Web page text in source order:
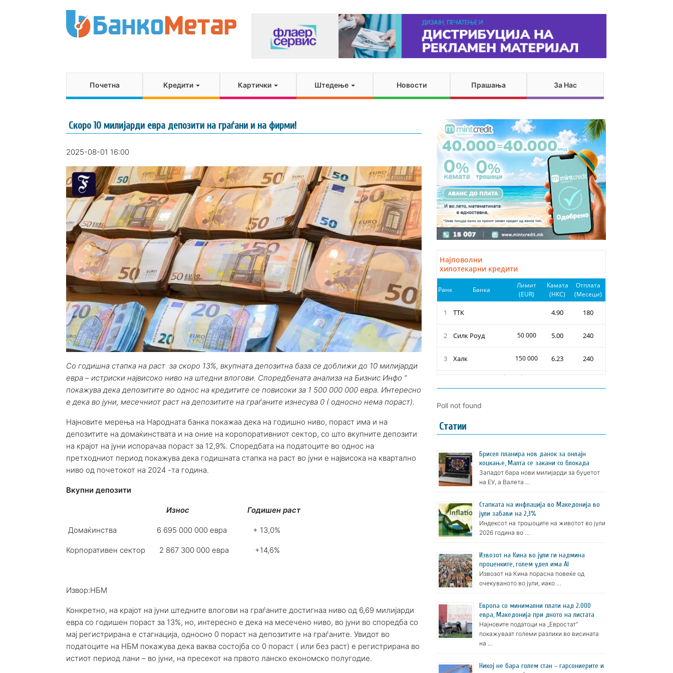
Почетна Кредити Картички Штедење Новости Прашања За Нас
Скоро 10 милијарди евра депозити на граѓани и на фирми!
2025-08-01 16:00
Со годишна стапка на раст за скоро 13%, вкупната депозитна база се доближи до 10 милијарди
евра – истриски највисоко ниво на штедни влогови. Споредбената анализа на Бизнис Инфо ”
покажува дека депозитите во однос на кредитите се повисоки за 1 500 000 000 евра. Интересно
е дека во јуни, месечниот раст на депозитите на граѓаните изнесува 0 ( односно нема пораст).
Најновите мерења на Народната банка покажаа дека на годишно ниво, пораст има и на
депозитите на домаќинствата и на оние на коропоративниот сектор, со што вкупните депозити
на крајот на јуни испорачаа пораст за 12,9%. Споредбата на податоците во однос на
претходниот период покажува дека годишната стапка на раст во јуни е највисока на квартално
ниво од почетокот на 2024 -та година.
Вкупни депозити
Износ Годишен раст
Домаќинства 6 695 000 000 евра + 13,0%
Корпоративен сектор 2 867 300 000 евра +14,6%
Извор:НБМ
Конкретно, на крајот на јуни штедните влогови на граѓаните достигнаа ниво од 6,69 милијарди
евра со годишен пораст за 13%, но, интересно е дека на месечено ниво, во јуни во споредба со
мај регистрирана е стагнација, односно 0 пораст на депозитите на граѓаните. Увидот во
податоците на НБМ покажува дека ваква состојба со 0 пораст ( или без раст) е регистрирана во
истиот период лани – во јуни, на пресекот на првото ланско економско полугодие.
Poll not found
Статии
Брисел планира нов данок за онлајн
коцкање, Малта се закани со блокада
Западот бара нови милијарди за буџетот
на ЕУ, а Валета …
Стапката на инфлација во Македонија во
јули забави на 2,3%
Индексот на трошоците на животот во јули
2026 година во …
Извозот на Кина во јули ги надмина
проценките, голем удел има AI
Извозот на Кина порасна повеќе од
очекуваното во јули, иако …
Европа со минимални плати над 2.000
евра, Македонија при дното на листата
Најновите податоци на „Евростат“
покажуваат големи разлики во висината
на …
Никој не бара голем стан – гарсониерите и